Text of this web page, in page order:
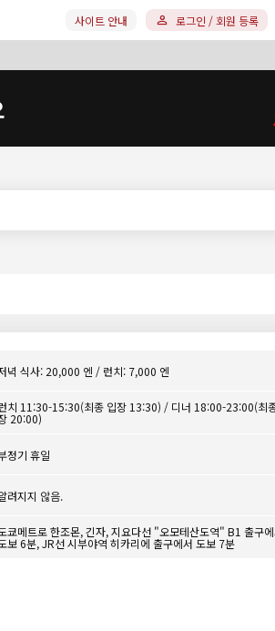
사이트 안내 로그인 / 회원 등록
녁 식사: 20,000 엔 / 런치: 7,000 엔
치 11:30-15:30(최종 입장 13:30) / 디너 18:00-23:00(최
20:00)
정기 휴일
려지지 않음.
쿄메트로 한조몬, 긴자, 지요다선 "오모테산도역" B1 출구
보 6분, JR선 시부야역 히카리에 출구에서 도보 7분